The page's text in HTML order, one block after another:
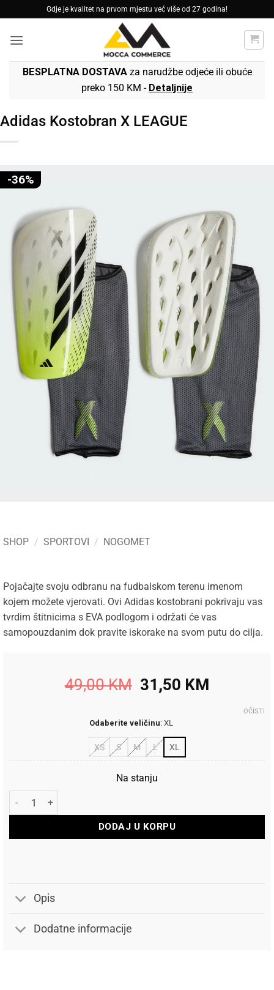
to
content
Gdje je kvalitet na prvom mjestu već više od 27 godina!
BESPLATNA DOSTAVAza narudžbe odjeće ili obuće
preko 150 KM - Detaljnije
Adidas Kostobran X LEAGUE
-36%
SHOP / SPORTOVI / NOGOMET
Pojačajte svoju odbranu na fudbalskom terenu imenom
kojem možete vjerovati. Ovi Adidas kostobrani pokrivaju vas
tvrdim štitnicima s EVA podlogom i održati će vas
samopouzdanim dok pravite iskorake na svom putu do cilja.
49,00KM Original
price
was:
49,00 KM.
31,50 KM
Odaberite veličinu: XL
XS S M L XL
OČISTI
Na stanju
Adidas Kostobran X LEAGUE količina
DODAJ U KORPU
Opis
Dodatne informacije